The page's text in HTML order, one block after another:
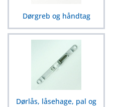
Dørgreb og håndtag
Dørlås, låsehage, pal og